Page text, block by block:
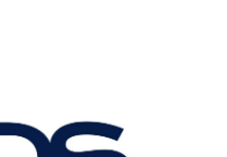
Avenue Cove - Erasmus +
Guarda che storia!